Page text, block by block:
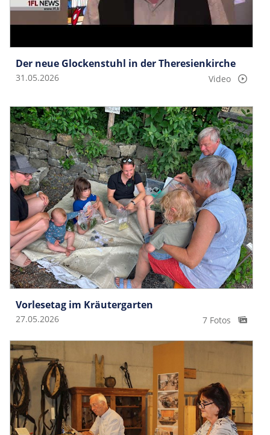
Der neue Glockenstuhl in der Theresienkirche
31.05.2026 Video
Vorlesetag im Kräutergarten
27.05.2026 7 Fotos